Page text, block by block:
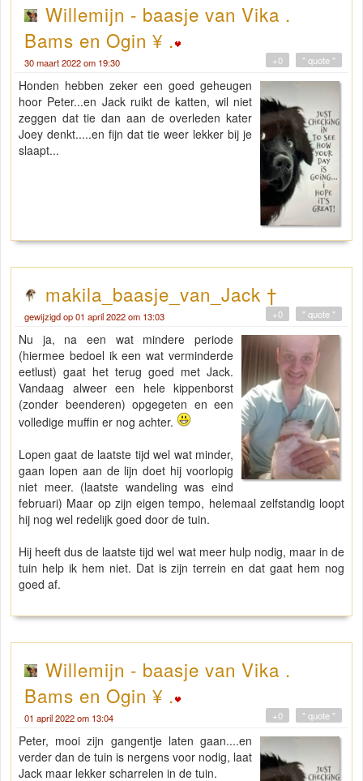
Willemijn - baasje van Vika .
Bams en Ogin ¥ .
30 maart 2022 om 19:30 " quote "
+0
Honden hebben zeker een goed geheugen
hoor Peter...en Jack ruikt de katten, wil niet
zeggen dat tie dan aan de overleden kater
Joey denkt.....en fijn dat tie weer lekker bij je
slaapt...
makila_baasje_van_Jack †
gewijzigd op 01 april 2022 om 13:03 " quote "
+0
Nu ja, na een wat mindere periode
(hiermee bedoel ik een wat verminderde
eetlust) gaat het terug goed met Jack.
Vandaag alweer een hele kippenborst
(zonder beenderen) opgegeten en een
volledige muffin er nog achter.
Lopen gaat de laatste tijd wel wat minder,
gaan lopen aan de lijn doet hij voorlopig
niet meer. (laatste wandeling was eind
februari) Maar op zijn eigen tempo, helemaal zelfstandig loopt
hij nog wel redelijk goed door de tuin.
Hij heeft dus de laatste tijd wel wat meer hulp nodig, maar in de
tuin help ik hem niet. Dat is zijn terrein en dat gaat hem nog
goed af.
Willemijn - baasje van Vika .
Bams en Ogin ¥ .
01 april 2022 om 13:04 " quote "
+0
Peter, mooi zijn gangentje laten gaan....en
verder dan de tuin is nergens voor nodig, laat
Jack maar lekker scharrelen in de tuin.